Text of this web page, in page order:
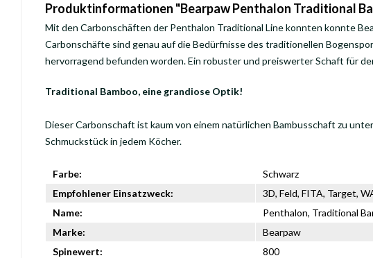
Produktinformationen "Bearpaw Penthalon Traditional
Mit den Carbonschäften der Penthalon Traditional Line konnten konnte
Carbonschäfte sind genau auf die Bedürfnisse des traditionellen
hervorragend befunden worden. Ein robuster und preiswerter Schaft für
Traditional Bamboo, eine grandiose Optik!
Dieser Carbonschaft ist kaum von einem natürlichen Bambusschaft zu
Schmuckstück in jedem Köcher.
Farbe:
Schwarz
Empfohlener Einsatzweck:
3D, Feld, FITA, Target,
Name:
Penthalon, Traditional
Marke:
Bearpaw
Spinewert:
800